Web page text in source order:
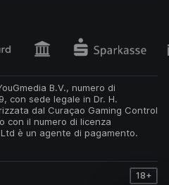
B.V., numero di
con sede legale in Dr. H.
dal Curaçao Gaming Control
con il numero di licenza
è un agente di pagamento.
18+